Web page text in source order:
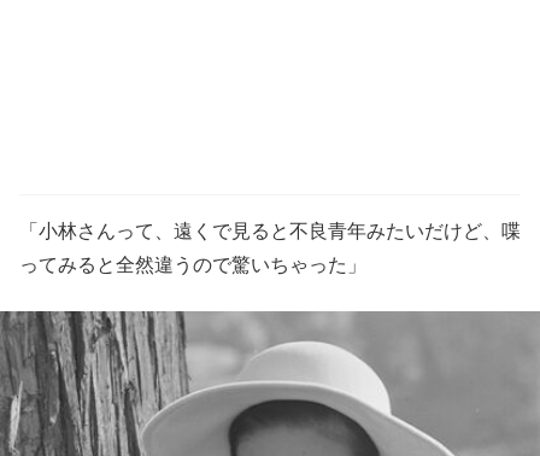
「小林さんって、遠くで見ると不良青年みたいだけど、喋
ってみると全然違うので驚いちゃった」